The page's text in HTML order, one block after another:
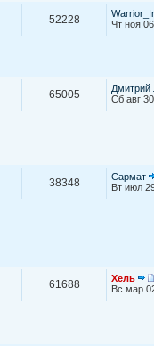
52228
Чт ноя
65005
Дмитрий
Сб авг
38348
Сармат
Вт июл
61688
Хель
Вс мар